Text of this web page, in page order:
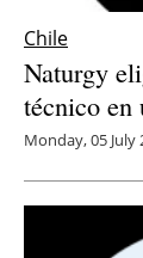
Chile
Naturgy
técnico en
Monday, 05 July